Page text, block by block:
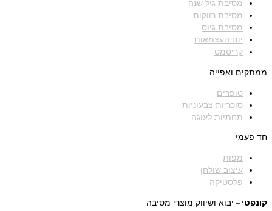
מסיבת גיל שנה
מסיבת רווקות
מסיבת גיוס
יום העצמאות
קריסמס
ממתקים ואפייה
טופרים
סוכריות צבעוניות
תחתיות לעוגה
חד פעמי
מפות
עיצוב שולחן
פלסטיקה
קונפטי – יבוא ושיווק מוצרי מסיבה